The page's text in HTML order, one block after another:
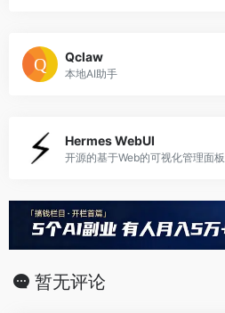
Qclaw
本地AI助手
Hermes WebUI
开源的基于Web的可视化管理面板
暂无评论